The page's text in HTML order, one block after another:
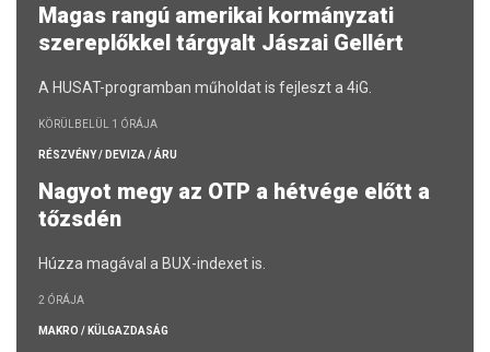
Magas rangú amerikai kormányzati
szereplőkkel tárgyalt Jászai Gellért
A HUSAT-programban műholdat is fejleszt a 4iG.
KÖRÜLBELÜL 1 ÓRÁJA
RÉSZVÉNY / DEVIZA / ÁRU
Nagyot megy az OTP a hétvége előtt a
tőzsdén
Húzza magával a BUX-indexet is.
2 ÓRÁJA
MAKRO / KÜLGAZDASÁG